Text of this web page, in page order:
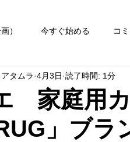
） 今すぐ始める コ
家庭用
」ブラ
タムラ 4月3日 読了時間: 1分